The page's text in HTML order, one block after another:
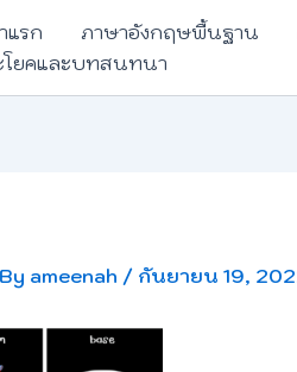
แรก ภาษาอังกฤษพื้นฐาน
โยคและบทสนทนา
ameenah / กันยายน 19,